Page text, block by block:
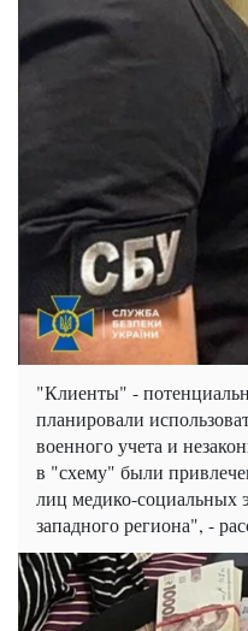
"Клиенты" -
планировали
военного учета и
в "схему" были
лиц медико-социальных
западного региона", -